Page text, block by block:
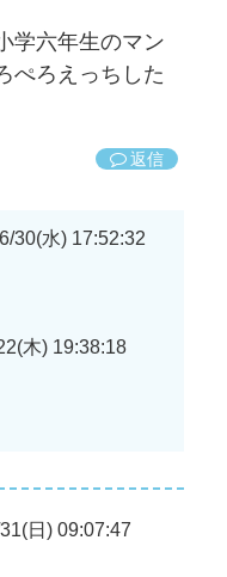
学六年生のマン
ぺろえっちした
返信
30(水) 17:52:32
木) 19:38:18
日) 09:07:47